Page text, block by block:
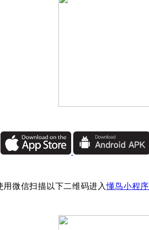
用微信扫描以下二维码进入懂鸟小程序